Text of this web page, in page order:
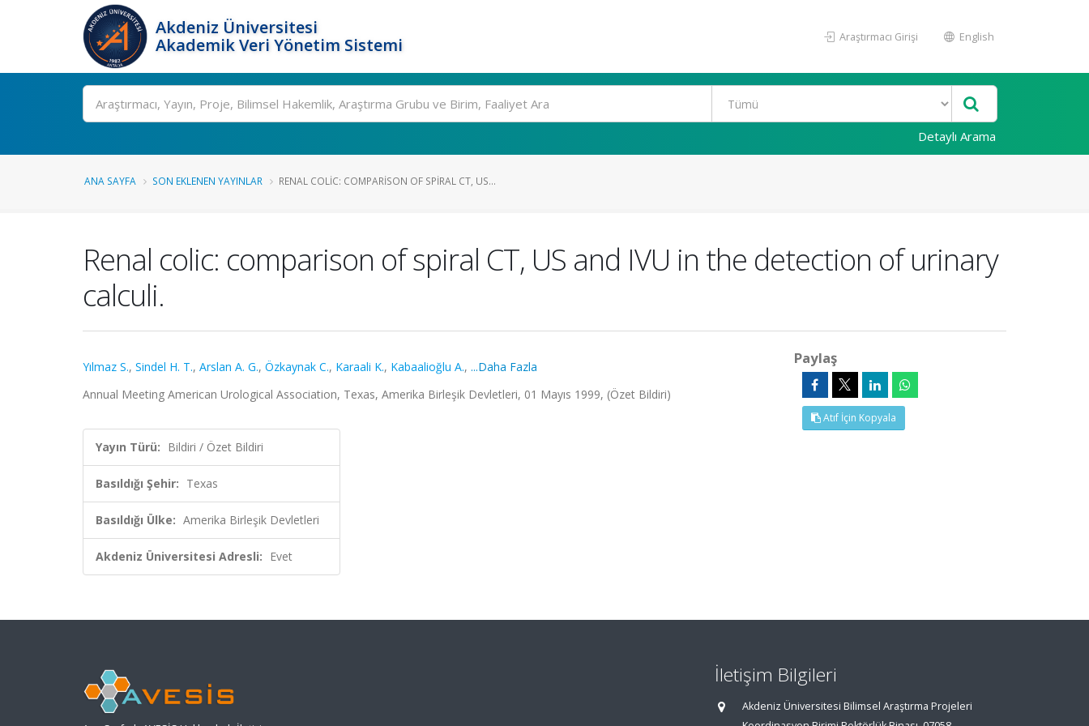
Akdeniz Üniversitesi
Akademik Veri Yönetim Sistemi
Araştırmacı Girişi English
Ara
Detaylı Arama
ANA SAYFA SON EKLENEN YAYINLAR RENAL COLIC: COMPARISON OF SPIRAL CT, US...
Renal colic: comparison of spiral CT, US and IVU in the detection of urinary
calculi.
Yılmaz S., Sindel H. T., Arslan A. G., Özkaynak C., Karaali K., Kabaalioğlu A., ...Daha Fazla
Annual Meeting American Urological Association, Texas, Amerika Birleşik Devletleri, 01 Mayıs 1999, (Özet Bildiri)
Yayın Türü: Bildiri / Özet Bildiri
Basıldığı Şehir: Texas
Basıldığı Ülke: Amerika Birleşik Devletleri
Akdeniz Üniversitesi Adresli: Evet
Paylaş
Atıf İçin Kopyala
İletişim Bilgileri
Akdeniz Üniversitesi Bilimsel Araştırma Projeleri